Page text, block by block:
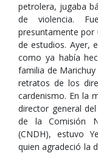
petrolera, jugaba
de violencia.
presuntamente por
de estudios. Ayer,
como ya había
familia de
retratos de los
cardenismo. En la
director general
de la Comisión
(CNDH), estuvo
quien agradeció la